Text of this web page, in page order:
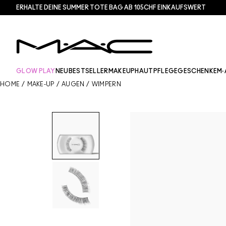
ERHALTE DEINE SUMMER TOTE BAG AB 105CHF EINKAUFSWERT​
GLOW PLAY NEU BESTSELLER MAKEUP HAUTPFLEGEGESCHENKE
HOME / MAKE-UP / AUGEN / WIMPERN